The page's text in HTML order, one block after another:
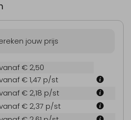
jouw prijs
€ 2,50
€ 1,47 p/st
€ 2,18 p/st
€ 2,37 p/st